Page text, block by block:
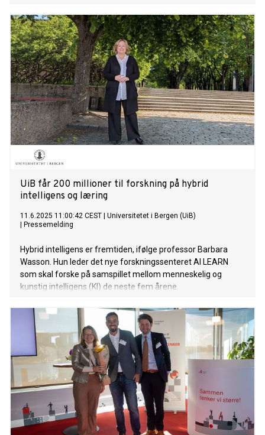
UiB får 200 millioner til forskning på hybrid
intelligens og læring
11.6.2025 11:00:42 CEST
Universitetet i Bergen (UiB)
Pressemelding
Hybrid intelligens er fremtiden, ifølge professor Barbara
Wasson. Hun leder det nye forskningssenteret AI LEARN
som skal forske på samspillet mellom menneskelig og
kunstig intelligens (KI) de neste fem årene.